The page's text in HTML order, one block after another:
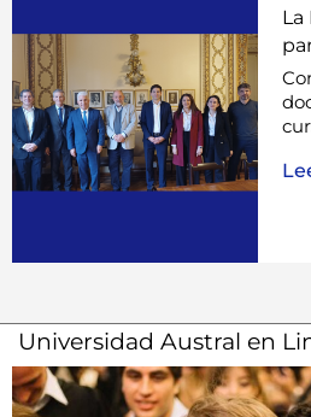
La
Universidad Austral en